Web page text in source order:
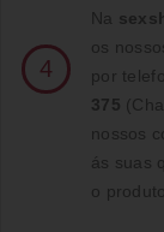
4
Na
os
por
375
nossos
ás suas
o